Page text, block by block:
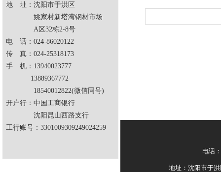
地 址：沈阳市于洪区
姚家村新塔湾钢材市场
A区32栋2-8号
电 话：024-86020122
传 真：024-25318173
手 机：13940023777
13889367772
18540012822(微信同号)
开户行：中国工商银行
沈阳昆山西路支行
工行账号：3301009309249024259
电话
地址：沈阳市于